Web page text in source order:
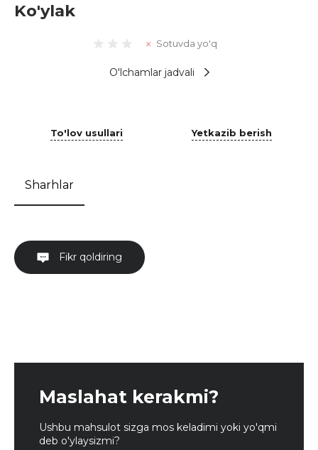
Ko'ylak
Sotuvda yo'q
O'lchamlar jadvali
To'lov usullari Yetkazib berish
Sharhlar
Fikr qoldiring
Maslahat kerakmi?
Ushbu mahsulot sizga mos keladimi yoki yo'qmi
deb o'ylaysizmi?